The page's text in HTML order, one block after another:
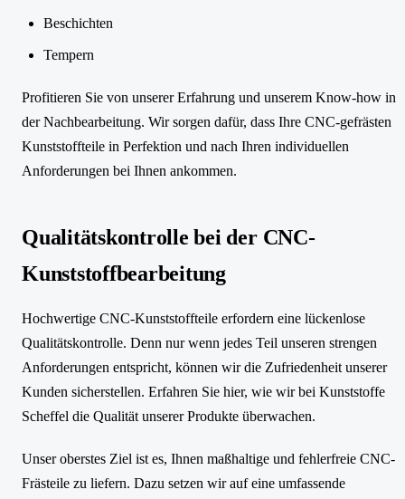
Beschichten
Tempern
Profitieren Sie von unserer Erfahrung und unserem Know-how in
der Nachbearbeitung. Wir sorgen dafür, dass Ihre CNC-gefrästen
Kunststoffteile in Perfektion und nach Ihren individuellen
Anforderungen bei Ihnen ankommen.
Qualitätskontrolle bei der CNC-
Kunststoffbearbeitung
Hochwertige CNC-Kunststoffteile erfordern eine lückenlose
Qualitätskontrolle. Denn nur wenn jedes Teil unseren strengen
Anforderungen entspricht, können wir die Zufriedenheit unserer
Kunden sicherstellen. Erfahren Sie hier, wie wir bei Kunststoffe
Scheffel die Qualität unserer Produkte überwachen.
Unser oberstes Ziel ist es, Ihnen maßhaltige und fehlerfreie CNC-
Frästeile zu liefern. Dazu setzen wir auf eine umfassende